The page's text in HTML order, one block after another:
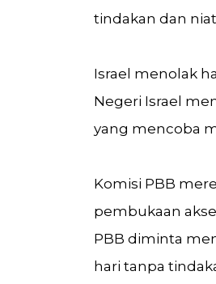
tindakan dan
Israel menolak
Negeri Israel
yang mencoba
Komisi PBB
pembukaan
PBB diminta
hari tanpa